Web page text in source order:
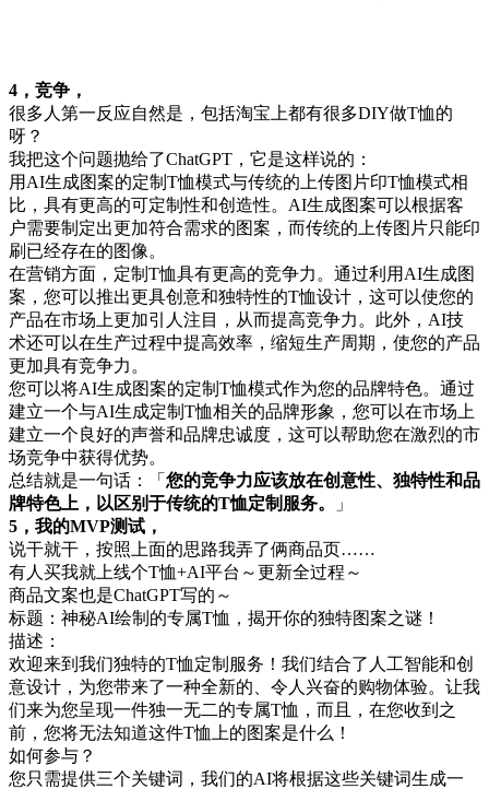
4，竞争，
很多人第一反应自然是，包括淘宝上都有很多DIY做T恤的
呀？
我把这个问题抛给了ChatGPT，它是这样说的：
用AI生成图案的定制T恤模式与传统的上传图片印T恤模式相
比，具有更高的可定制性和创造性。AI生成图案可以根据客
户需要制定出更加符合需求的图案，而传统的上传图片只能印
刷已经存在的图像。
在营销方面，定制T恤具有更高的竞争力。通过利用AI生成图
案，您可以推出更具创意和独特性的T恤设计，这可以使您的
产品在市场上更加引人注目，从而提高竞争力。此外，AI技
术还可以在生产过程中提高效率，缩短生产周期，使您的产品
更加具有竞争力。
您可以将AI生成图案的定制T恤模式作为您的品牌特色。通过
建立一个与AI生成定制T恤相关的品牌形象，您可以在市场上
建立一个良好的声誉和品牌忠诚度，这可以帮助您在激烈的市
场竞争中获得优势。
总结就是一句话：「 您的竞争力应该放在创意性、独特性和品
牌特色上，以区别于传统的T恤定制服务。
」
5，我的MVP测试，
说干就干，按照上面的思路我弄了俩商品页……
有人买我就上线个T恤+AI平台～更新全过程～
商品文案也是ChatGPT写的～
标题：神秘AI绘制的专属T恤，揭开你的独特图案之谜！
描述：
欢迎来到我们独特的T恤定制服务！我们结合了人工智能和创
意设计，为您带来了一种全新的、令人兴奋的购物体验。让我
们来为您呈现一件独一无二的专属T恤，而且，在您收到之
前，您将无法知道这件T恤上的图案是什么！
如何参与？
您只需提供三个关键词，我们的AI将根据这些关键词生成一